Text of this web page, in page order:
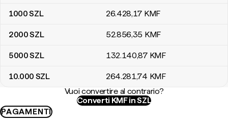
1000SZL 26.428,17 KMF
2000SZL 52.856,35 KMF
5000SZL 132.140,87 KMF
10.000 SZL 264.281,74 KMF
Vuoi convertire al contrario?
Converti KMF in SZL
PAGAMENTI